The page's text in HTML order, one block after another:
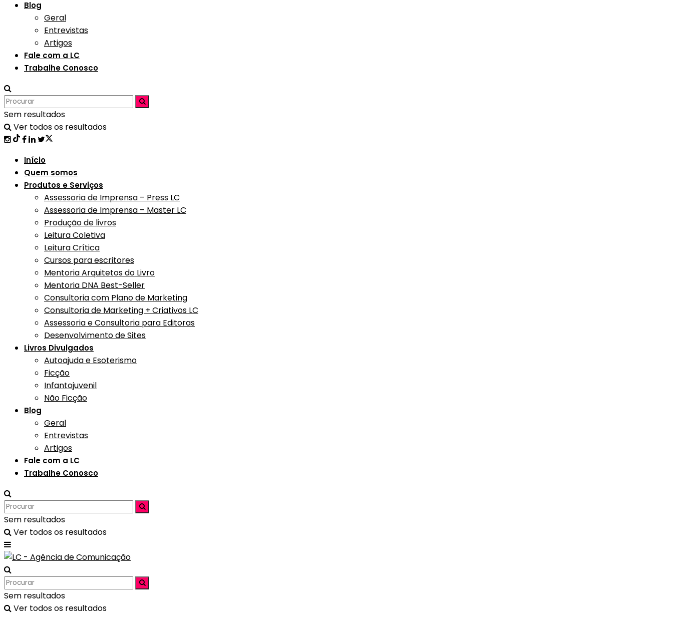
Blog
Geral
Entrevistas
Artigos
Fale com a LC
Trabalhe Conosco
Sem resultados
Ver todos os resultados
Início
Quem somos
Produtos e Serviços
Assessoria de Imprensa – Press LC
Assessoria de Imprensa – Master LC
Produção de livros
Leitura Coletiva
Leitura Crítica
Cursos para escritores
Mentoria Arquitetos do Livro
Mentoria DNA Best-Seller
Consultoria com Plano de Marketing
Consultoria de Marketing + Criativos LC
Assessoria e Consultoria para Editoras
Desenvolvimento de Sites
Livros Divulgados
Autoajuda e Esoterismo
Ficção
Infantojuvenil
Não Ficção
Blog
Geral
Entrevistas
Artigos
Fale com a LC
Trabalhe Conosco
Sem resultados
Ver todos os resultados
Sem resultados
Ver todos os resultados